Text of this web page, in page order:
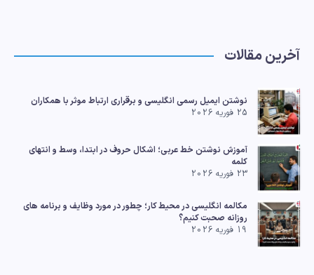
+
تلفظ
و
ترجمه
آخرین مقالات
نوشتن ایمیل رسمی انگلیسی و برقراری ارتباط موثر با همکاران
25 فوریه 2026
آموزش نوشتن خط عربی؛ اشکال حروف در ابتدا، وسط و انتهای
کلمه
23 فوریه 2026
مکالمه انگلیسی در محیط کار؛ چطور در مورد وظایف و برنامه های
روزانه صحبت کنیم؟
19 فوریه 2026